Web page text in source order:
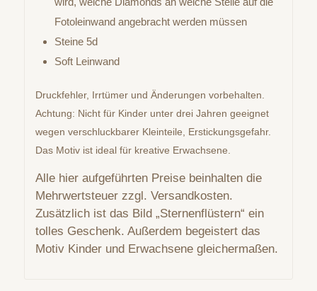
Fotoleinwand angebracht werden müssen
Steine 5d
Soft Leinwand
Druckfehler, Irrtümer und Änderungen vorbehalten.
Achtung: Nicht für Kinder unter drei Jahren geeignet
wegen verschluckbarer Kleinteile, Erstickungsgefahr.
Das Motiv ist ideal für kreative Erwachsene.
Alle hier aufgeführten Preise beinhalten die
Mehrwertsteuer zzgl. Versandkosten.
Zusätzlich ist das Bild „Sternenflüstern“ ein
tolles Geschenk. Außerdem begeistert das
Motiv Kinder und Erwachsene gleichermaßen.